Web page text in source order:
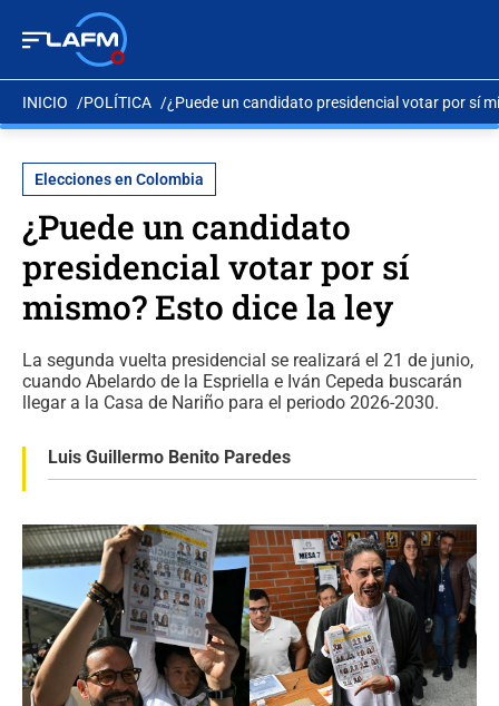
INICIO POLÍTICA ¿Puede un candidato presidencial votar por sí
Elecciones en Colombia
¿Puede un candidato
presidencial votar por sí
mismo? Esto dice la ley
La segunda vuelta presidencial se realizará el 21 de junio,
cuando Abelardo de la Espriella e Iván Cepeda buscarán
llegar a la Casa de Nariño para el periodo 2026-2030.
Luis Guillermo Benito Paredes